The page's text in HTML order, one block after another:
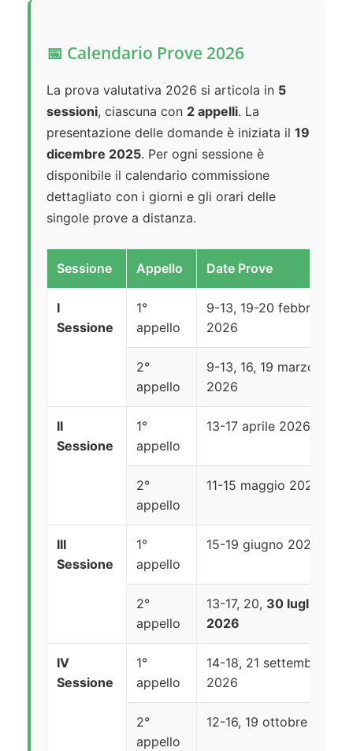
📅 Calendario Prove 2026
La prova valutativa 2026 si articola in 5
sessioni, ciascuna con 2 appelli. La
presentazione delle domande è iniziata il 19
dicembre 2025. Per ogni sessione è
disponibile il calendario commissione
dettagliato con i giorni e gli orari delle
singole prove a distanza.
Sessione Appello Date Prove
I
Sessione
1°
appello
9-13, 19-20 febbraio
2026
2°
appello
9-13, 16, 19 marzo
2026
II
Sessione
1°
appello
13-17 aprile 2026
2°
appello
11-15 maggio 2026
III
Sessione
1°
appello
15-19 giugno 2026
2°
appello
13-17, 20, 30 luglio
2026
IV
Sessione
1°
appello
14-18, 21 settembre
2026
2°
appello
12-16, 19 ottobre 2026